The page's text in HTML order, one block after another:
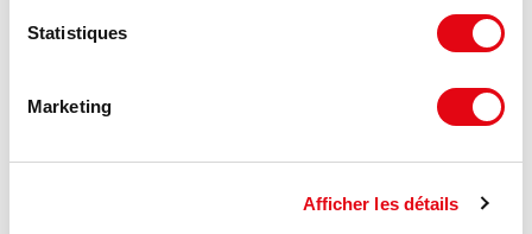
Statistiques
Marketing
Afficher les détails
Location Activités Entrepôts SAINT JEAN DE
BRAYE
76.29 €